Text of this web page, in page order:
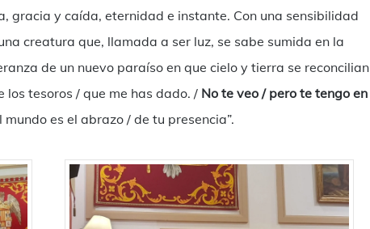
gracia y caída, eternidad e instante. Con una sensibilidad
creatura que, llamada a ser luz, se sabe sumida en la
de un nuevo paraíso en que cielo y tierra se reconcilian
los tesoros / que me has dado. / No te veo / pero te tengo en
mundo es el abrazo / de tu presencia”.